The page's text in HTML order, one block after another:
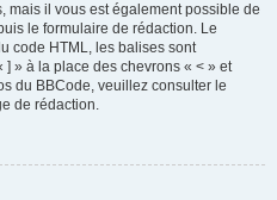
mais il vous est également possible de
le formulaire de rédaction. Le
code HTML, les balises sont
» à la place des chevrons « < » et
du BBCode, veuillez consulter le
de rédaction.